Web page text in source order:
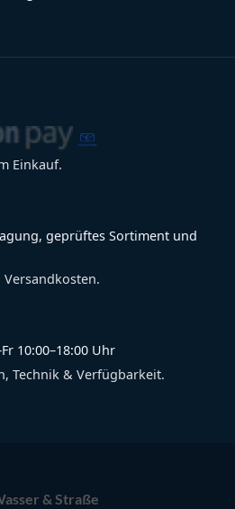
Einkauf.
geprüftes Sortiment und
10:00–18:00 Uhr
Technik & Verfügbarkeit.
& Straße